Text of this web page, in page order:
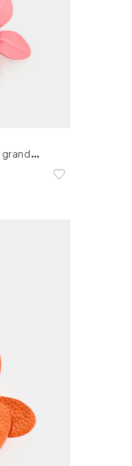
Prendedor San joaquín grande en cuero para mujer